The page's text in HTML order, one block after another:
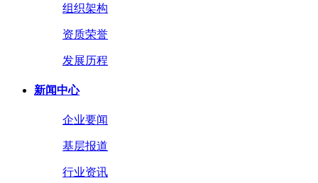
组织架构
资质荣誉
发展历程
新闻中心
企业要闻
基层报道
行业资讯